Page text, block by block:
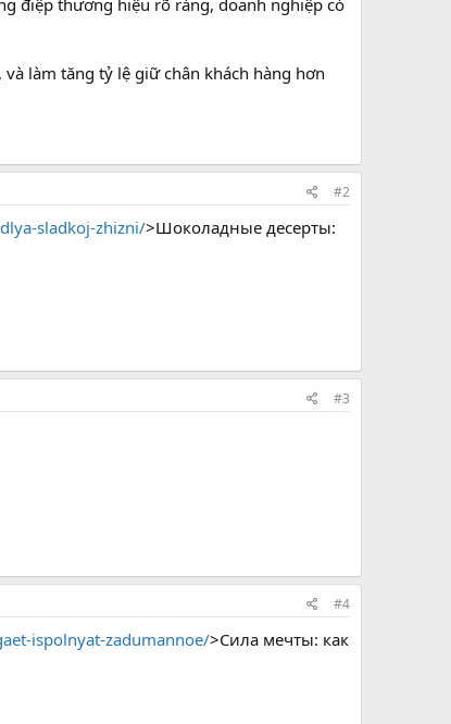
điệp thương hiệu rõ ràng, doanh nghiệp có
làm tăng tỷ lệ giữ chân khách hàng hơn
#2
sladkoj-zhizni/>Шоколадные десерты:
#3
#4
ispolnyat-zadumannoe/>Сила мечты: как